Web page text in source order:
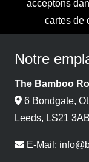
acceptons
cartes de
Notre
The Bamboo
6 Bondgate,
Leeds, LS21 3AB
E-Mail: